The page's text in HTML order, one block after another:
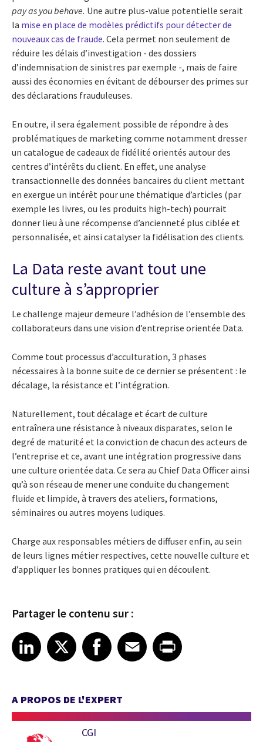
pay as you behave. Une autre plus-value potentielle serait
la mise en place de modèles prédictifs pour détecter de
nouveaux cas de fraude. Cela permet non seulement de
réduire les délais d’investigation - des dossiers
d’indemnisation de sinistres par exemple -, mais de faire
aussi des économies en évitant de débourser des primes sur
des déclarations frauduleuses.
En outre, il sera également possible de répondre à des
problématiques de marketing comme notamment dresser
un catalogue de cadeaux de fidélité orientés autour des
centres d’intérêts du client. En effet, une analyse
transactionnelle des données bancaires du client mettant
en exergue un intérêt pour une thématique d’articles (par
exemple les livres, ou les produits high-tech) pourrait
donner lieu à une récompense d’ancienneté plus ciblée et
personnalisée, et ainsi catalyser la fidélisation des clients.
La Data reste avant tout une
culture à s’approprier
Le challenge majeur demeure l’adhésion de l’ensemble des
collaborateurs dans une vision d’entreprise orientée Data.
Comme tout processus d’acculturation, 3 phases
nécessaires à la bonne suite de ce dernier se présentent : le
décalage, la résistance et l’intégration.
Naturellement, tout décalage et écart de culture
entraînera une résistance à niveaux disparates, selon le
degré de maturité et la conviction de chacun des acteurs de
l’entreprise et ce, avant une intégration progressive dans
une culture orientée data. Ce sera au Chief Data Officer ainsi
qu’à son réseau de mener une conduite du changement
fluide et limpide, à travers des ateliers, formations,
séminaires ou autres moyens ludiques.
Charge aux responsables métiers de diffuser enfin, au sein
de leurs lignes métier respectives, cette nouvelle culture et
d’appliquer les bonnes pratiques qui en découlent.
Partager le contenu sur :
Share article on LinkedIn
LinkedIn
Share article on XShare article on Facebook
Facebook
Share article on Email
EmailShare article on Print
A PROPOS DE L'EXPERT
CGI